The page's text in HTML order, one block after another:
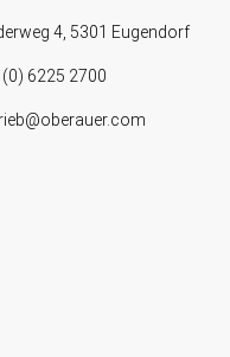
4, 5301 Eugendorf
6225 2700